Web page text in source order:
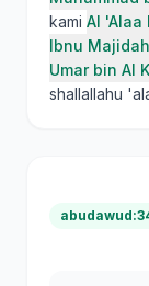
kami Al 'Alaa
Ibnu
Umar bin Al
shallallahu